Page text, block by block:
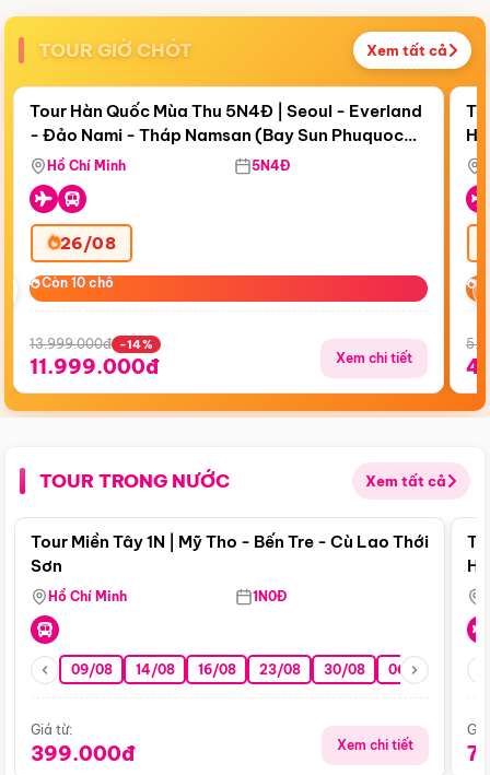
TOUR GIỜ CHÓT Xem tất cả
Còn18 ngày 13:35:37
Bay Sun Phuquoc Airways
Điểm nổi bật
Tour Hàn Quốc Mùa Thu 5N4Đ | Seoul - Everland
- Đảo Nami - Tháp Namsan (Bay Sun Phuquoc
Airways)
Hồ Chí Minh 5N4Đ
26/08
Còn 10 chỗ
Còn 10 chỗ
13.999.000đ -14%
11.999.000đ Xem chi tiết
TOUR TRONG NƯỚC Xem tất cả
Điểm nổi bật
Tour Miền Tây 1N | Mỹ Tho - Bến Tre - Cù Lao Thới
Sơn
Hồ Chí Minh 1N0Đ
09/08 14/08 16/08 23/08 30/08 06/09 13/09
Giá từ:
399.000đ Xem chi tiết